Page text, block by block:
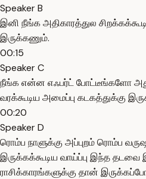
Speaker B
இனி நீங்க அதிகாரத்துல
இருக்கணும்.
00:15
Speaker C
நீங்க என்ன எஃபர்ட் போட்டீங்களோ
வரக்கூடிய அமைப்பு கடகத்துக்கு
00:20
Speaker D
ரொம்ப நாளுக்கு அப்புறம் ரொம்ப
இருக்கக்கூடிய வாய்ப்பு இந்த
ராசிக்காரங்களுக்கு தான்